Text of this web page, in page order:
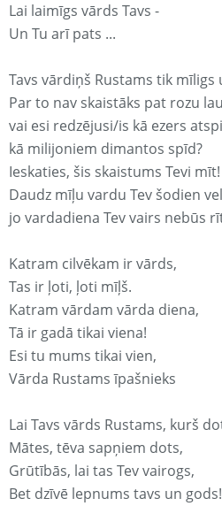
Lai laimīgs vārds Tavs -
Un Tu arī pats ...
Tavs vārdiņš Rustams tik mīligs
Par to nav skaistāks pat rozu
vai esi redzējusi/is kā ezers
kā milijoniem dimantos spīd?
Ieskaties, šis skaistums Tevi mīt!
Daudz mīļu vardu Tev šodien
jo vardadiena Tev vairs nebūs
Katram cilvēkam ir vārds,
Tas ir ļoti, ļoti mīļš.
Katram vārdam vārda diena,
Tā ir gadā tikai viena!
Esi tu mums tikai vien,
Vārda Rustams īpašnieks
Lai Tavs vārds Rustams, kurš
Mātes, tēva sapņiem dots,
Grūtībās, lai tas Tev vairogs,
Bet dzīvē lepnums tavs un